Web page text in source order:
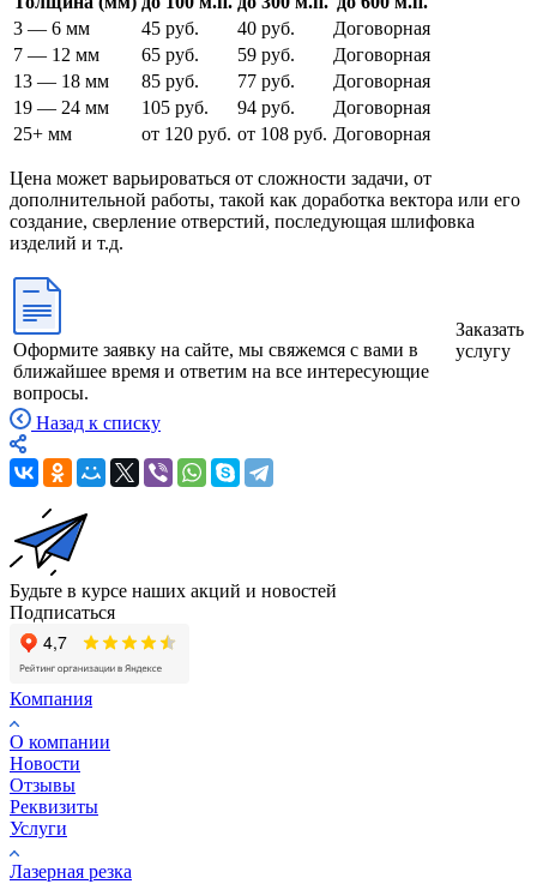
3 — 6 мм
45 руб. 40 руб.
Договорная
7 — 12 мм
65 руб. 59 руб.
Договорная
13 — 18 мм
85 руб. 77 руб.
Договорная
19 — 24 мм
105 руб. 94 руб.
Договорная
25+ мм
от 120 руб. от 108 руб. Договорная
Цена может варьироваться от сложности задачи, от
дополнительной работы, такой как доработка вектора или его
создание, сверление отверстий, последующая шлифовка
изделий и т.д.⁠
Оформите заявку на сайте, мы свяжемся с вами в
ближайшее время и ответим на все интересующие
вопросы.
Заказать
услугу
Назад к списку
Будьте в курсе наших акций и новостей
Подписаться
Компания
О компании
Новости
Отзывы
Реквизиты
Услуги
Лазерная резка